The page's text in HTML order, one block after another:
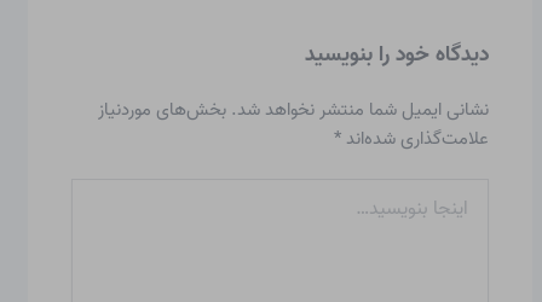
دیدگاه‌ خود را بنویسید
نشانی ایمیل شما منتشر نخواهد شد. بخش‌های موردنیاز
علامت‌گذاری شده‌اند*
بنویسید…